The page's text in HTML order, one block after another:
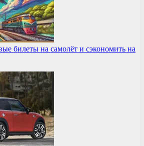
билеты на самолёт и сэкономить на